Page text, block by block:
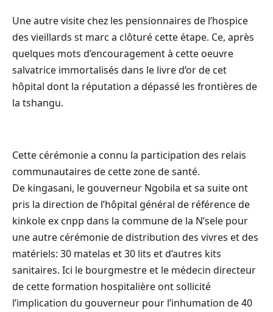
Une autre visite chez les pensionnaires de l’hospice
des vieillards st marc a clôturé cette étape. Ce, après
quelques mots d’encouragement à cette oeuvre
salvatrice immortalisés dans le livre d’or de cet
hôpital dont la réputation a dépassé les frontières de
la tshangu.
Cette cérémonie a connu la participation des relais
communautaires de cette zone de santé.
De kingasani, le gouverneur Ngobila et sa suite ont
pris la direction de l’hôpital général de référence de
kinkole ex cnpp dans la commune de la N’sele pour
une autre cérémonie de distribution des vivres et des
matériels: 30 matelas et 30 lits et d’autres kits
sanitaires. Ici le bourgmestre et le médecin directeur
de cette formation hospitalière ont sollicité
l’implication du gouverneur pour l’inhumation de 40